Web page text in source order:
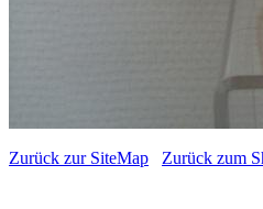
Zurück zur SiteMap Zurück zum